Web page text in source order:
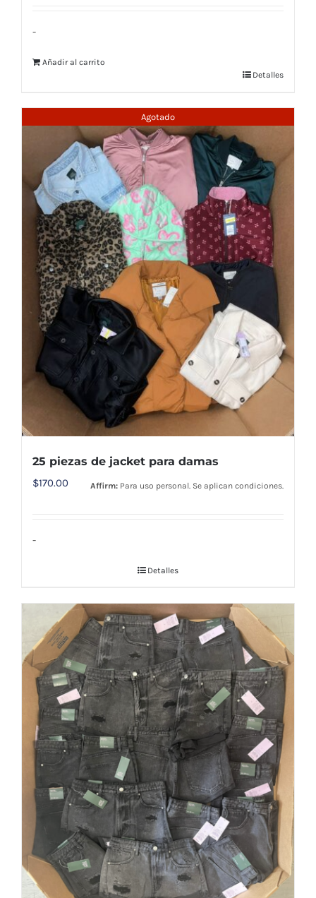
-
Añadir al carrito
Detalles
Agotado
25 piezas de jacket para damas
$170.00 Affirm: Para uso personal. Se aplican condiciones.
-
Detalles